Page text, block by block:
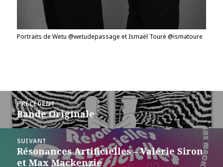
Portraits de Wetu @wetudepassage et Ismaël Touré @ismatoure
Navigation
l’article
PRÉCÉDENT
Article
précédent :
Bande Originale
SUIVANT
Article
suivant :
Résonances Artificielles – Valérie Siron
et Max Mackenzie